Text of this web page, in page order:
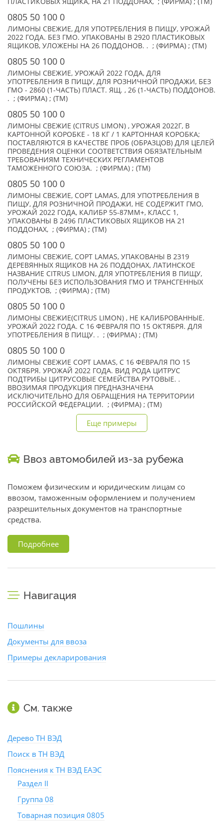
0805 50 100 0
ЛИМОНЫ СВЕЖИЕ, ДЛЯ УПОТРЕБЛЕНИЯ В ПИЩУ, УРОЖАЙ
2022 ГОДА. БЕЗ ГМО. УПАКОВАНЫ В 2920 ПЛАСТИКОВЫХ
ЯЩИКОВ, УЛОЖЕНЫ НА 26 ПОДДОНОВ. . ; (ФИРМА) ; (TM)
0805 50 100 0
ЛИМОНЫ СВЕЖИЕ, УРОЖАЙ 2022 ГОДА, ДЛЯ
УПОТРЕБЛЕНИЯ В ПИЩУ, ДЛЯ РОЗНИЧНОЙ ПРОДАЖИ, БЕЗ
ГМО - 2860 (1-ЧАСТЬ) ПЛАСТ. ЯЩ. , 26 (1-ЧАСТЬ) ПОДДОНОВ.
. ; (ФИРМА) ; (TM)
0805 50 100 0
ЛИМОНЫ СВЕЖИЕ (CITRUS LIMON) , УРОЖАЯ 2022Г, В
КАРТОННОЙ КОРОБКЕ - 18 КГ / 1 КАРТОННАЯ КОРОБКА;
ПОСТАВЛЯЮТСЯ В КАЧЕСТВЕ ПРОБ (ОБРАЗЦОВ) ДЛЯ ЦЕЛЕЙ
ПРОВЕДЕНИЯ ОЦЕНКИ СООТВЕТСТВИЯ ОБЯЗАТЕЛЬНЫМ
ТРЕБОВАНИЯМ ТЕХНИЧЕСКИХ РЕГЛАМЕНТОВ
ТАМОЖЕННОГО СОЮЗА. ; (ФИРМА) ; (TM)
0805 50 100 0
ЛИМОНЫ СВЕЖИЕ, СОРТ LAMAS, ДЛЯ УПОТРЕБЛЕНИЯ В
ПИЩУ, ДЛЯ РОЗНИЧНОЙ ПРОДАЖИ, НЕ СОДЕРЖИТ ГМО,
УРОЖАЙ 2022 ГОДА, КАЛИБР 55-87ММ+, КЛАСС 1,
УПАКОВАНЫ В 2496 ПЛАСТИКОВЫХ ЯЩИКОВ НА 21
ПОДДОНАХ, ; (ФИРМА) ; (TM)
0805 50 100 0
ЛИМОНЫ СВЕЖИЕ, СОРТ LAMAS, УПАКОВАНЫ В 2319
ДЕРЕВЯННЫХ ЯЩИКОВ НА 26 ПОДДОНАХ, ЛАТИНСКОЕ
НАЗВАНИЕ CITRUS LIMON, ДЛЯ УПОТРЕБЛЕНИЯ В ПИЩУ,
ПОЛУЧЕНЫ БЕЗ ИСПОЛЬЗОВАНИЯ ГМО И ТРАНСГЕННЫХ
ПРОДУКТОВ, ; (ФИРМА) ; (TM)
0805 50 100 0
ЛИМОНЫ СВЕЖИЕ(CITRUS LIMON) , НЕ КАЛИБРОВАННЫЕ.
УРОЖАЙ 2022 ГОДА. С 16 ФЕВРАЛЯ ПО 15 ОКТЯБРЯ. ДЛЯ
УПОТРЕБЛЕНИЯ В ПИЩУ. . ; (ФИРМА) ; (TM)
0805 50 100 0
ЛИМОНЫ СВЕЖИЕ СОРТ LAMAS, С 16 ФЕВРАЛЯ ПО 15
ОКТЯБРЯ. УРОЖАЙ 2022 ГОДА. ВИД РОДА ЦИТРУС
ПОДТРИБЫ ЦИТРУСОВЫЕ СЕМЕЙСТВА РУТОВЫЕ. .
ВВОЗИМАЯ ПРОДУКЦИЯ ПРЕДНАЗНАЧЕНА
ИСКЛЮЧИТЕЛЬНО ДЛЯ ОБРАЩЕНИЯ НА ТЕРРИТОРИИ
РОССИЙСКОЙ ФЕДЕРАЦИИ. ; (ФИРМА) ; (TM)
Еще примеры
Ввоз автомобилей из-за рубежа
Поможем физическим и юридическим лицам со
ввозом, таможенным оформлением и получением
разрешительных документов на транспортные
средства.
Подробнее
Навигация
Пошлины
Документы для ввоза
Примеры декларирования
См. также
Дерево ТН ВЭД
Поиск в ТН ВЭД
Пояснения к ТН ВЭД ЕАЭС
Раздел II
Группа 08
Товарная позиция 0805